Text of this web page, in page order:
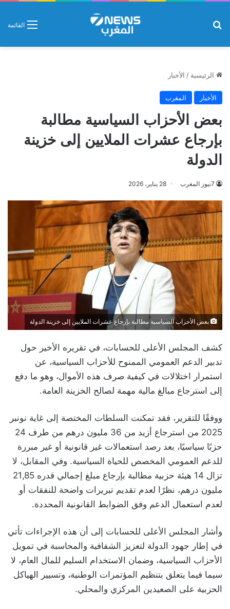
القائمة
الرئيسية / الأخبار
الأخبار المغرب
بعض الأحزاب السياسية مطالبة
بإرجاع عشرات الملايين إلى خزينة
الدولة
7نيوز المغرب 28 يناير، 2026
بعض الأحزاب السياسية مطالبة بإرجاع عشرات الملايين إلى خزينة الدولة
كشف المجلس الأعلى للحسابات، في تقريره الأخير حول
تدبير الدعم العمومي الممنوح للأحزاب السياسية، عن
استمرار اختلالات في كيفية صرف هذه الأموال، وهو ما دفع
إلى استرجاع مبالغ مالية مهمة لصالح الخزينة العامة.
ووفقًا للتقرير، فقد تمكنت السلطات المختصة إلى غاية نونبر
2025 من استرجاع أزيد من 36 مليون درهم من طرف 24
حزبًا سياسيًا، بعد رصد استعمالات غير قانونية أو غير مبررة
للدعم العمومي المخصص للحياة السياسية. وفي المقابل، لا
تزال 14 هيئة حزبية مطالبة بإرجاع مبلغ إجمالي قدره 21,85
مليون درهم، نظرًا لعدم تقديم تبريرات واضحة للنفقات أو
لعدم استعمال الدعم وفق الضوابط القانونية المحددة.
وأشار المجلس الأعلى للحسابات إلى أن هذه الإجراءات تأتي
في إطار جهود الدولة لتعزيز الشفافية والمحاسبة في تمويل
الأحزاب السياسية، وضمان الاستخدام السليم للمال العام، لا
سيما فيما يتعلق بتنظيم المؤتمرات الوطنية، وتسيير الهياكل
الحزبية على الصعيدين المركزي والمحلي.